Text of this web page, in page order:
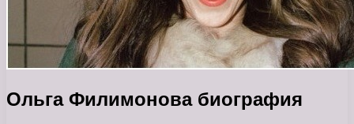
Ольга Филимонова биография